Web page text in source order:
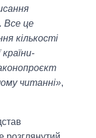
Все це
кількості
країни-
читанні»,